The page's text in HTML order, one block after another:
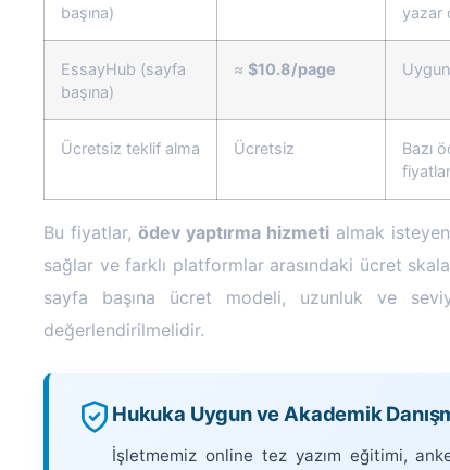
başına)
yazar
EssayHub (sayfa
başına)
≈ $10.8/page
Ücretsiz teklif alma Ücretsiz
Bazı
Bu fiyatlar, ödev yaptırma hizmeti almak
sağlar ve farklı platformlar arasındaki ücret
sayfa başına ücret modeli, uzunluk ve
değerlendirilmelidir.
Hukuka Uygun ve Akademik
İşletmemiz online tez yazım eğitimi,